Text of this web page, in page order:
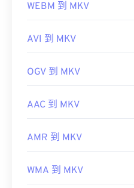
WEBM 到 MKV
AVI 到 MKV
OGV 到 MKV
AAC 到 MKV
AMR 到 MKV
WMA 到 MKV